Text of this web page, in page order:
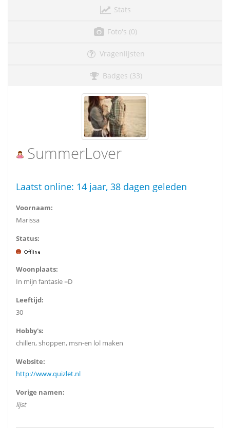
Stats
Foto's (0)
Vragenlijsten
Badges (33)
SummerLover
Laatst online: 14 jaar, 38 dagen geleden
Voornaam:
Marissa
Status:
Woonplaats:
In mijn fantasie =D
Leeftijd:
30
Hobby's:
chillen, shoppen, msn-en lol maken
Website:
http://www.quizlet.nl
Vorige namen:
lijst